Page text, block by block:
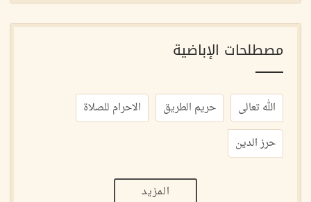
مصطلحات الإباضية
الله تعالى حريم الطريق
الاحرام للصلاة
حرز الدين
المزيد